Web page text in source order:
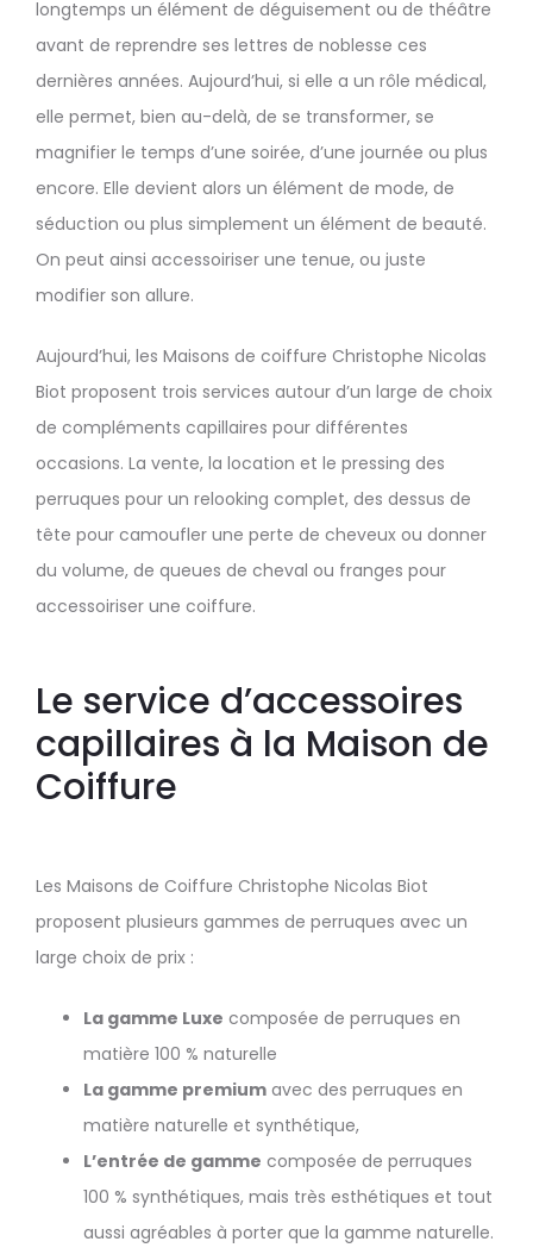
longtemps un élément de déguisement ou de théâtre
avant de reprendre ses lettres de noblesse ces
dernières années. Aujourd’hui, si elle a un rôle médical,
elle permet, bien au-delà, de se transformer, se
magnifier le temps d’une soirée, d’une journée ou plus
encore. Elle devient alors un élément de mode, de
séduction ou plus simplement un élément de beauté.
On peut ainsi accessoiriser une tenue, ou juste
modifier son allure.
Aujourd’hui, les Maisons de coiffure Christophe Nicolas
Biot proposent trois services autour d’un large de choix
de compléments capillaires pour différentes
occasions. La vente, la location et le pressing des
perruques pour un relooking complet, des dessus de
tête pour camoufler une perte de cheveux ou donner
du volume, de queues de cheval ou franges pour
accessoiriser une coiffure.
Le service d’accessoires
capillaires à la Maison de
Coiffure
Les Maisons de Coiffure Christophe Nicolas Biot
proposent plusieurs gammes de perruques avec un
large choix de prix :
La gamme Luxe composée de perruques en
matière 100 % naturelle
La gamme premium avec des perruques en
matière naturelle et synthétique,
L’entrée de gamme composée de perruques
100 % synthétiques, mais très esthétiques et tout
aussi agréables à porter que la gamme naturelle.